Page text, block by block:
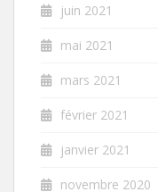
juin 2021
mai 2021
mars 2021
février 2021
janvier 2021
novembre 2020